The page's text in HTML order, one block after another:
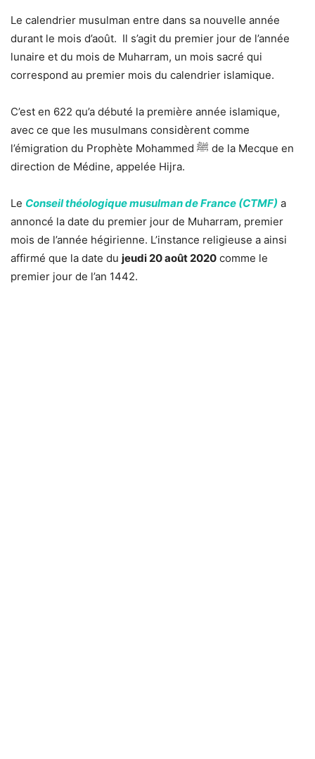
Le calendrier musulman entre dans sa nouvelle année
durant le mois d’août. Il s’agit du premier jour de l’année
lunaire et du mois de Muharram, un mois sacré qui
correspond au premier mois du calendrier islamique.
C’est en 622 qu’a débuté la première année islamique,
avec ce que les musulmans considèrent comme
l’émigration du Prophète Mohammed
de la Mecque en
direction de Médine, appelée Hijra.
Le Conseil théologique musulman de France (CTMF) a
annoncé la date du premier jour de Muharram, premier
mois de l’année hégirienne. L’instance religieuse a ainsi
affirmé que la date du jeudi 20 août 2020 comme le
premier jour de l’an 1442.